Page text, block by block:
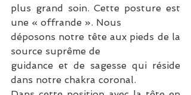
plus grand soin. Cette posture est
une « offrande ». Nous
déposons notre tête aux pieds de la
source suprême de
guidance et de sagesse qui réside
dans notre chakra coronal.